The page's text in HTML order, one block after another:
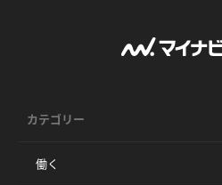
カテゴリー
働く